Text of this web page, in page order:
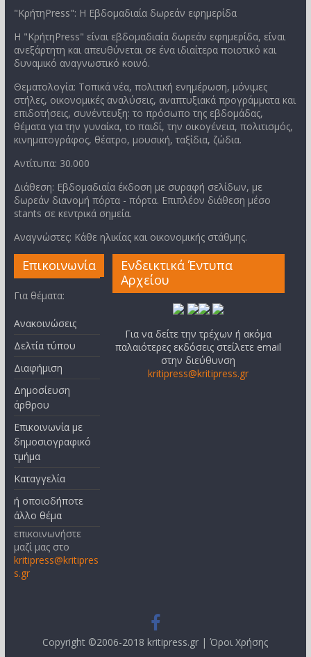
"ΚρήτηPress": Η Εβδομαδιαία δωρεάν εφημερίδα
Η "ΚρήτηPress" είναι εβδομαδιαία δωρεάν εφημερίδα, είναι
ανεξάρτητη και απευθύνεται σε ένα ιδιαίτερα ποιοτικό και
δυναμικό αναγνωστικό κοινό.
Θεματολογία: Τοπικά νέα, πολιτική ενημέρωση, μόνιμες
στήλες, οικονομικές αναλύσεις, αναπτυξιακά προγράμματα και
επιδοτήσεις, συνέντευξη: το πρόσωπο της εβδομάδας,
θέματα για την γυναίκα, το παιδί, την οικογένεια, πολιτισμός,
κινηματογράφος, θέατρο, μουσική, ταξίδια, ζώδια.
Αντίτυπα: 30.000
Διάθεση: Εβδομαδιαία έκδοση με συραφή σελίδων, με
δωρεάν διανομή πόρτα - πόρτα. Επιπλέον διάθεση μέσο
stants σε κεντρικά σημεία.
Αναγνώστες: Κάθε ηλικίας και οικονομικής στάθμης.
Επικοινωνία
Για θέματα:
Ανακοινώσεις
Δελτία τύπου
Διαφήμιση
Δημοσίευση
άρθρου
Επικοινωνία με
δημοσιογραφικό
τμήμα
Καταγγελία
ή οποιοδήποτε
άλλο θέμα
επικοινωνήστε
μαζί μας στο
kritipress@kritipres
s.gr
Ενδεικτικά Έντυπα
Αρχείου
Για να δείτε την τρέχων ή ακόμα
παλαιότερες εκδόσεις στείλετε email
στην διεύθυνση
kritipress@kritipress.gr
Copyright ©2006-2018 kritipress.gr |Όροι Χρήσης